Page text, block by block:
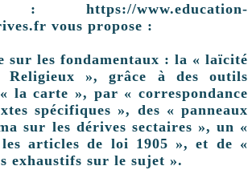
www.education-
vous propose :
sur les fondamentaux : la « laïcité
», grâce à des outils
la carte », par « correspondance
spécifiques », des « panneaux
sur les dérives sectaires », un «
articles de loi 1905 », et de «
exhaustifs sur le sujet ».